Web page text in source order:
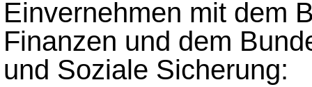
Einvernehmen mit dem
Finanzen und dem
und Soziale Sicherung: